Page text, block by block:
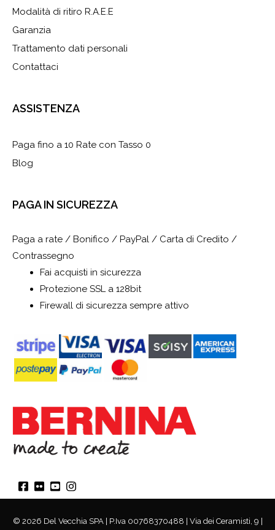
Modalità di ritiro R.A.E.E
Garanzia
Trattamento dati personali
Contattaci
ASSISTENZA
Paga fino a 10 Rate con Tasso 0
Blog
PAGA IN SICUREZZA
Paga a rate / Bonifico / PayPal / Carta di Credito /
Contrassegno
Fai acquisti in sicurezza
Protezione SSL a 128bit
Firewall di sicurezza sempre attivo
© 2026 Del Vecchia SPA | P.Iva 00768370488 | Via dei Ceramisti, 9 |